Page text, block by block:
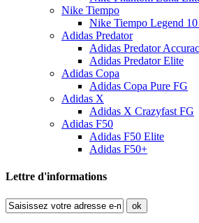
Nike Tiempo
Nike Tiempo Legend
Adidas Predator
Adidas Predator
Adidas Predator Elite
Adidas Copa
Adidas Copa Pure FG
Adidas X
Adidas X Crazyfast FG
Adidas F50
Adidas F50 Elite
Adidas F50+
Lettre d'informations
ok